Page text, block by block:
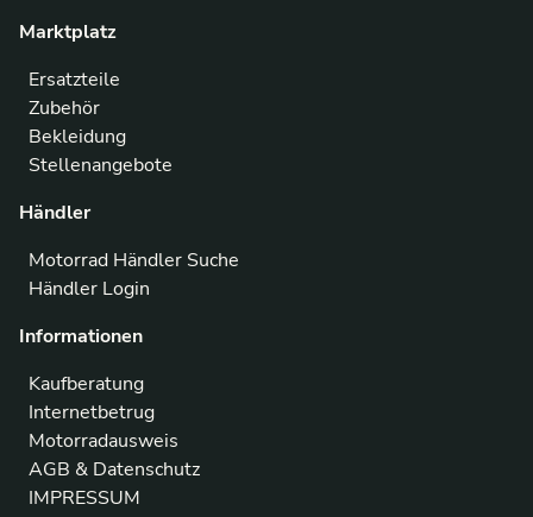
Marktplatz
Ersatzteile
Zubehör
Bekleidung
Stellenangebote
Händler
Motorrad Händler Suche
Händler Login
Informationen
Kaufberatung
Internetbetrug
Motorradausweis
AGB & Datenschutz
IMPRESSUM